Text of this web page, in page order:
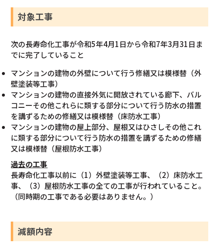
対象工事
次の長寿命化工事が令和5年4月1日から令和7年3月31日ま
でに完了していること
マンションの建物の外壁について行う修繕又は模様替（外
壁塗装等工事）
マンションの建物の直接外気に開放されている廊下、バル
コニーその他これらに類する部分について行う防水の措置
を講ずるための修繕又は模様替（床防水工事）
マンションの建物の屋上部分、屋根又はひさしその他これ
に類する部分について行う防水の措置を講ずるための修繕
又は模様替（屋根防水工事）
過去の工事
長寿命化工事以前に（1）外壁塗装等工事、（2）床防水工
事、（3）屋根防水工事の全ての工事が行われていること。
（同時期の工事である必要はありません。）
減額内容